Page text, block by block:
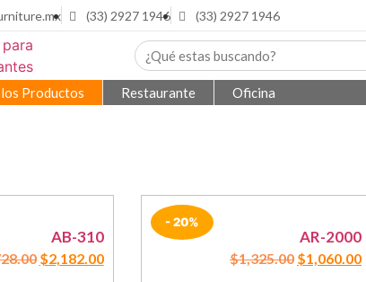
(33) 2927 1946 (33) 2927 1946
Productos Restaurante Oficina
AB-310
$2,182.00
- 20%
AR-2000
$1,325.00 $1,060.00